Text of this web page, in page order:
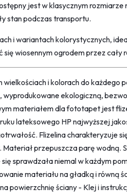
jest w klasycznym
stan podczas transportu.
i wariantach kolorystycznych,
się wiosennym ogrodem przez cały
i kolorach do każdego
ekologiczną,
materiałem dla fototapet jest
lateksowego HP najwyższej
Flizelina charakteryzuje
Materiał przepuszcza parę wodną.
sprawdzała niemal w każdym
materiału na gładką i równą
powierzchnię ściany - Klej i